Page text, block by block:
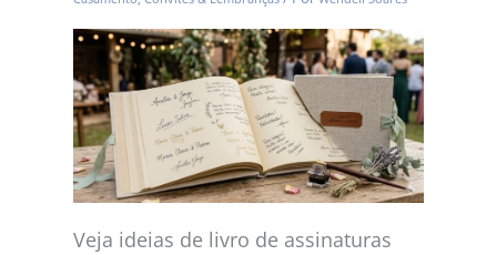
Veja ideias de livro de assinaturas